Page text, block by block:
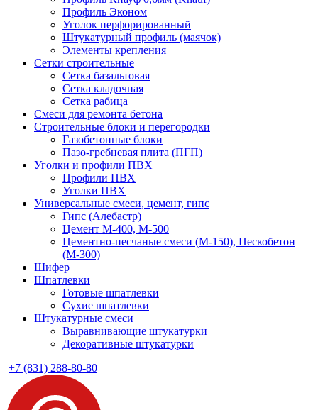
Профиль Эконом
Уголок перфорированный
Штукатурный профиль (маячок)
Элементы крепления
Сетки строительные
Сетка базальтовая
Сетка кладочная
Сетка рабица
Смеси для ремонта бетона
Строительные блоки и перегородки
Газобетонные блоки
Пазо-гребневая плита (ПГП)
Уголки и профили ПВХ
Профили ПВХ
Уголки ПВХ
Универсальные смеси, цемент, гипс
Гипс (Алебастр)
Цемент М-400, М-500
Цементно-песчаные смеси (М-150), Пескобетон
(М-300)
Шифер
Шпатлевки
Готовые шпатлевки
Сухие шпатлевки
Штукатурные смеси
Выравнивающие штукатурки
Декоративные штукатурки
+7 (831) 288-80-80